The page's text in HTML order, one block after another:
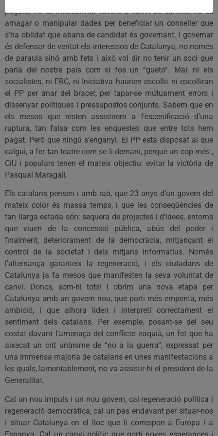
pagarà; no és intercanviar favors a canvi de càrrecs, no és
amagar o manipular dades per beneficiar un conseller que
s’ha oblidat que abans de candidat és governant. I governar
és defensar de veritat els interessos de Catalunya, no només
de paraula sinó amb fets i això vol dir no tenir un soci que
parla del nostre país com si fos un “gueto”. Mai, ni els
socialistes, ni ERC, ni Iniciativa haurien escollit ni escolliran
el PP per anar del bracet, per tapar-se mútuament errors i
dissenyar polítiques i pressupostos conjunts. Sabem que en
els mesos que resten assistirem a l’escenificació d’una
ruptura, tan falsa com les enquestes que entre tots hem
pagat. Però que ningú s’enganyi. El PP està disposat al que
calgui, a fer tan teatre com se li demani, perquè un cop més ,
CiU i populars tenen el mateix objectiu: evitar la victòria de
Pasqual Maragall.
Els catalans pensen i amb raó, que 23 anys d’un govern del
mateix color és massa temps, i que les conseqüències de
tan llarga estada són: sequera de projectes i d’idees, entorns
que viuen de la concessió pública, abús del poder i
finalment, deteriorament de la democràcia, mitjançant el
control de la societat i dels mitjans informatius. Només
l’alternança garanteix la regeneració, i els ciutadans de
Catalunya ja fa mesos que manifesten la seva voluntat de
canvi. Doncs, som-hi tots! i obrim una nova etapa per
Catalunya amb un govern nou, que porti més empenta, més
ambició, i que alhora lideri i interpreti correctament el
sentiment dels catalans. Per exemple, posant-se del seu
costat davant l’amenaça del conflicte iraquià, un fet que ha
aixecat un crit unànime de “no a la guerra”, expressat per
una immensa majoria de catalans en unes manifestacions a
les quals, lamentablement, no va assistir-hi el president de la
Generalitat.
Cal un nou impuls i un nou govern, cal regeneració política i
regeneració democràtica, cal un pas endavant per situar-nos
i situar Catalunya en el lloc que li correspon a Europa i a
Espanya. Cal un canvi polític que porti noves esperances i